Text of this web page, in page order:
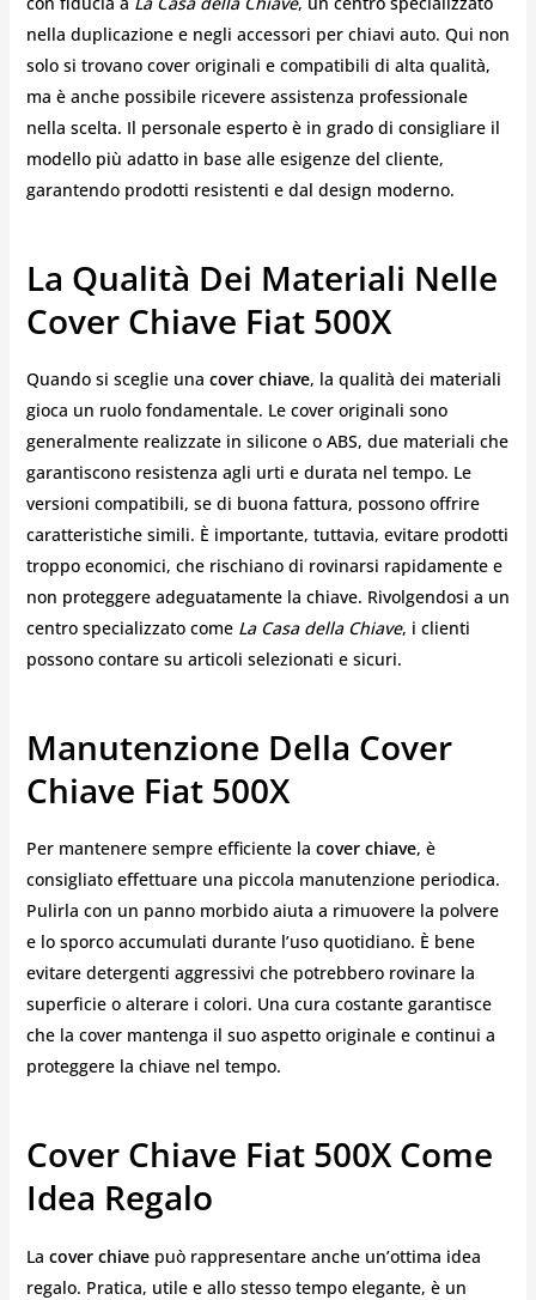
nella duplicazione e negli accessori per chiavi auto. Qui non
solo si trovano cover originali e compatibili di alta qualità,
ma è anche possibile ricevere assistenza professionale
nella scelta. Il personale esperto è in grado di consigliare il
modello più adatto in base alle esigenze del cliente,
garantendo prodotti resistenti e dal design moderno.
La Qualità Dei Materiali Nelle
Cover Chiave Fiat 500X
Quando si sceglie una cover chiave, la qualità dei materiali
gioca un ruolo fondamentale. Le cover originali sono
generalmente realizzate in silicone o ABS, due materiali che
garantiscono resistenza agli urti e durata nel tempo. Le
versioni compatibili, se di buona fattura, possono offrire
caratteristiche simili. È importante, tuttavia, evitare prodotti
troppo economici, che rischiano di rovinarsi rapidamente e
non proteggere adeguatamente la chiave. Rivolgendosi a un
centro specializzato come La Casa della Chiave, i clienti
possono contare su articoli selezionati e sicuri.
Manutenzione Della Cover
Chiave Fiat 500X
Per mantenere sempre efficiente la cover chiave, è
consigliato effettuare una piccola manutenzione periodica.
Pulirla con un panno morbido aiuta a rimuovere la polvere
e lo sporco accumulati durante l’uso quotidiano. È bene
evitare detergenti aggressivi che potrebbero rovinare la
superficie o alterare i colori. Una cura costante garantisce
che la cover mantenga il suo aspetto originale e continui a
proteggere la chiave nel tempo.
Cover Chiave Fiat 500X Come
Idea Regalo
La cover chiavepuò rappresentare anche un’ottima idea
regalo. Pratica, utile e allo stesso tempo elegante, è un